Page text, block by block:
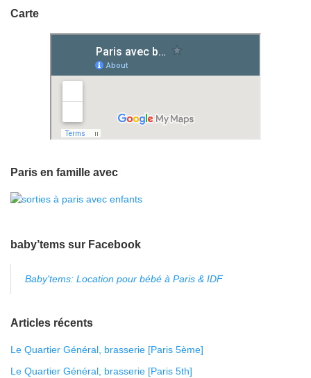
Carte
Paris en famille avec
baby’tems sur Facebook
Baby'tems: Location pour bébé à Paris & IDF
Articles récents
Le Quartier Général, brasserie [Paris 5ème]
Le Quartier Général, brasserie [Paris 5th]